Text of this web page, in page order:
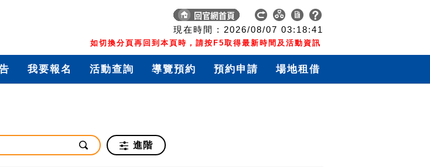
現在時間 : 2026/08/07 03:18:41
如切換分頁再回到本頁時，請按F5取得最新時間及活動資訊
我要報名 活動查詢 導覽預約 預約申請 場地租借
進階